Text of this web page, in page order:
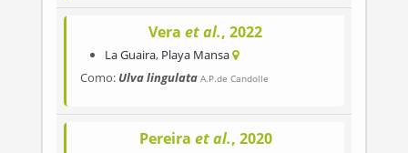
Vera et al., 2022
La Guaira, Playa Mansa
Como: Ulva lingulata A.P.de Candolle
Pereira et al., 2020